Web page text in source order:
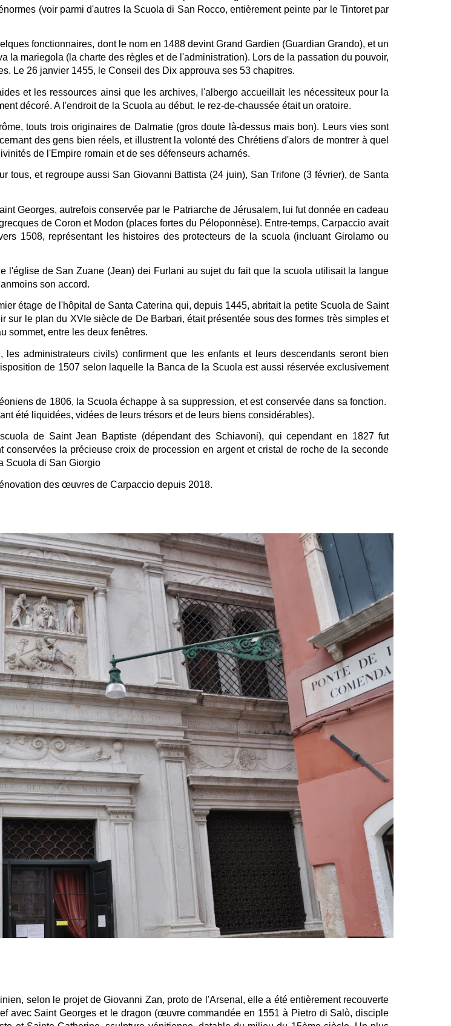
(voir parmi d'autres la Scuola di San Rocco, entièrement peinte par le Tintoret par
fonctionnaires, dont le nom en 1488 devint Grand Gardien (Guardian Grando), et un
mariegola (la charte des règles et de l'administration). Lors de la passation du pouvoir,
Le 26 janvier 1455, le Conseil des Dix approuva ses 53 chapitres.
et les ressources ainsi que les archives, l'albergo accueillait les nécessiteux pour la
décoré. A l'endroit de la Scuola au début, le rez-de-chaussée était un oratoire.
touts trois originaires de Dalmatie (gros doute là-dessus mais bon). Leurs vies sont
des gens bien réels, et illustrent la volonté des Chrétiens d'alors de montrer à quel
de l'Empire romain et de ses défenseurs acharnés.
et regroupe aussi San Giovanni Battista (24 juin), San Trifone (3 février), de Santa
Georges, autrefois conservée par le Patriarche de Jérusalem, lui fut donnée en cadeau
de Coron et Modon (places fortes du Péloponnèse). Entre-temps, Carpaccio avait
1508, représentant les histoires des protecteurs de la scuola (incluant Girolamo ou
l'église de San Zuane (Jean) dei Furlani au sujet du fait que la scuola utilisait la langue
son accord.
étage de l'hôpital de Santa Caterina qui, depuis 1445, abritait la petite Scuola de Saint
sur le plan du XVIe siècle de De Barbari, était présentée sous des formes très simples et
sommet, entre les deux fenêtres.
administrateurs civils) confirment que les enfants et leurs descendants seront bien
de 1507 selon laquelle la Banca de la Scuola est aussi réservée exclusivement
de 1806, la Scuola échappe à sa suppression, et est conservée dans sa fonction.
été liquidées, vidées de leurs trésors et de leurs biens considérables).
de Saint Jean Baptiste (dépendant des Schiavoni), qui cependant en 1827 fut
la précieuse croix de procession en argent et cristal de roche de la seconde
Scuola di San Giorgio
des œuvres de Carpaccio depuis 2018.
selon le projet de Giovanni Zan, proto de l'Arsenal, elle a été entièrement recouverte
avec Saint Georges et le dragon (œuvre commandée en 1551 à Pietro di Salò, disciple